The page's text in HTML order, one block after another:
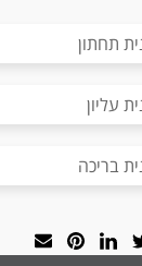
תחתון
עליון
בריכה